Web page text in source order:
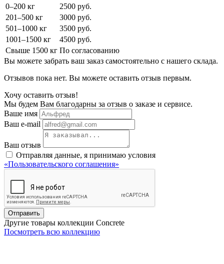
0–200 кг
2500 руб.
201–500 кг
3000 руб.
501–1000 кг
3500 руб.
1001–1500 кг
4500 руб.
Свыше 1500 кг По согласованию
Вы можете забрать ваш заказ самостоятельно с нашего склада.
Отзывов пока нет. Вы можете оставить отзыв первым.
Хочу оставить отзыв!
Мы будем Вам благодарны за отзыв о заказе и сервисе.
Ваше имя
Ваш e-mail
Ваш отзыв
Отправляя данные, я принимаю условия
«Пользовательского соглашения»
Отправить
Другие товары коллекции Concrete
Посмотреть всю коллекцию